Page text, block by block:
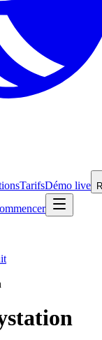
TarifsDémo live